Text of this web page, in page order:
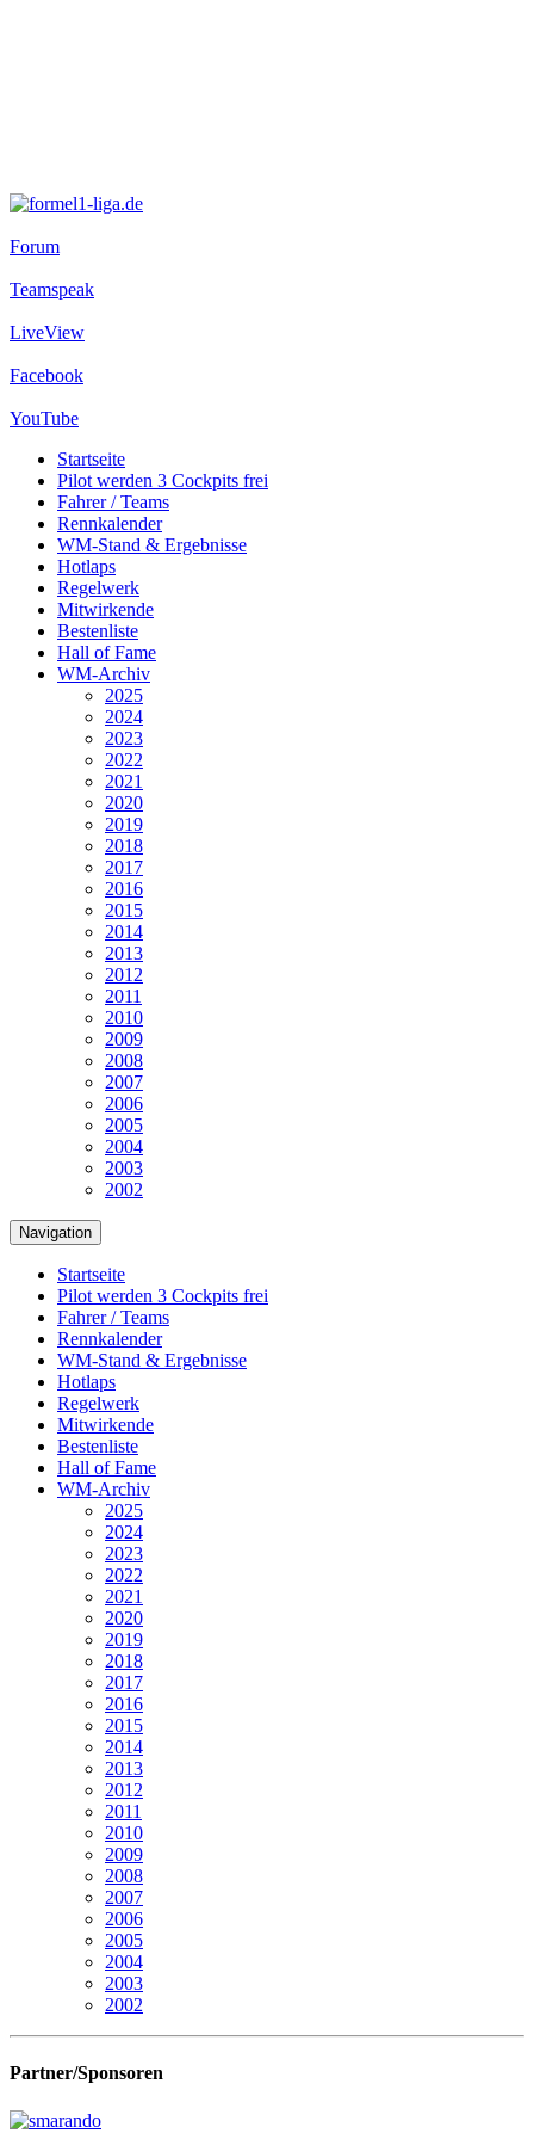
Forum
Teamspeak
LiveView
Facebook
YouTube
Startseite
Pilot werden 3 Cockpits frei
Fahrer / Teams
Rennkalender
WM-Stand & Ergebnisse
Hotlaps
Regelwerk
Mitwirkende
Bestenliste
Hall of Fame
WM-Archiv
2025
2024
2023
2022
2021
2020
2019
2018
2017
2016
2015
2014
2013
2012
2011
2010
2009
2008
2007
2006
2005
2004
2003
2002
Navigation
Startseite
Pilot werden 3 Cockpits frei
Fahrer / Teams
Rennkalender
WM-Stand & Ergebnisse
Hotlaps
Regelwerk
Mitwirkende
Bestenliste
Hall of Fame
WM-Archiv
2025
2024
2023
2022
2021
2020
2019
2018
2017
2016
2015
2014
2013
2012
2011
2010
2009
2008
2007
2006
2005
2004
2003
2002
Partner/Sponsoren